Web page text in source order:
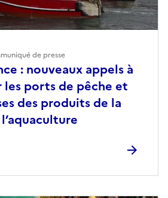
: nouveaux appels à
ports de pêche et
des produits de la
de presse